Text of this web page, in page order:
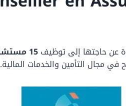
عن حاجتها إلى توظيف15 مستشار تامين
مجال التأمين والخدمات المالية.